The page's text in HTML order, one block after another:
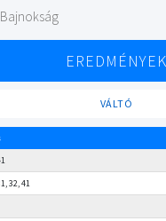
EREDMÉNYEK
VÁLTÓ
32, 41